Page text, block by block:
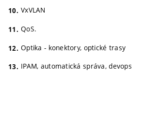
VxVLAN
QoS.
Optika - konektory, optické trasy
IPAM, automatická správa, devops